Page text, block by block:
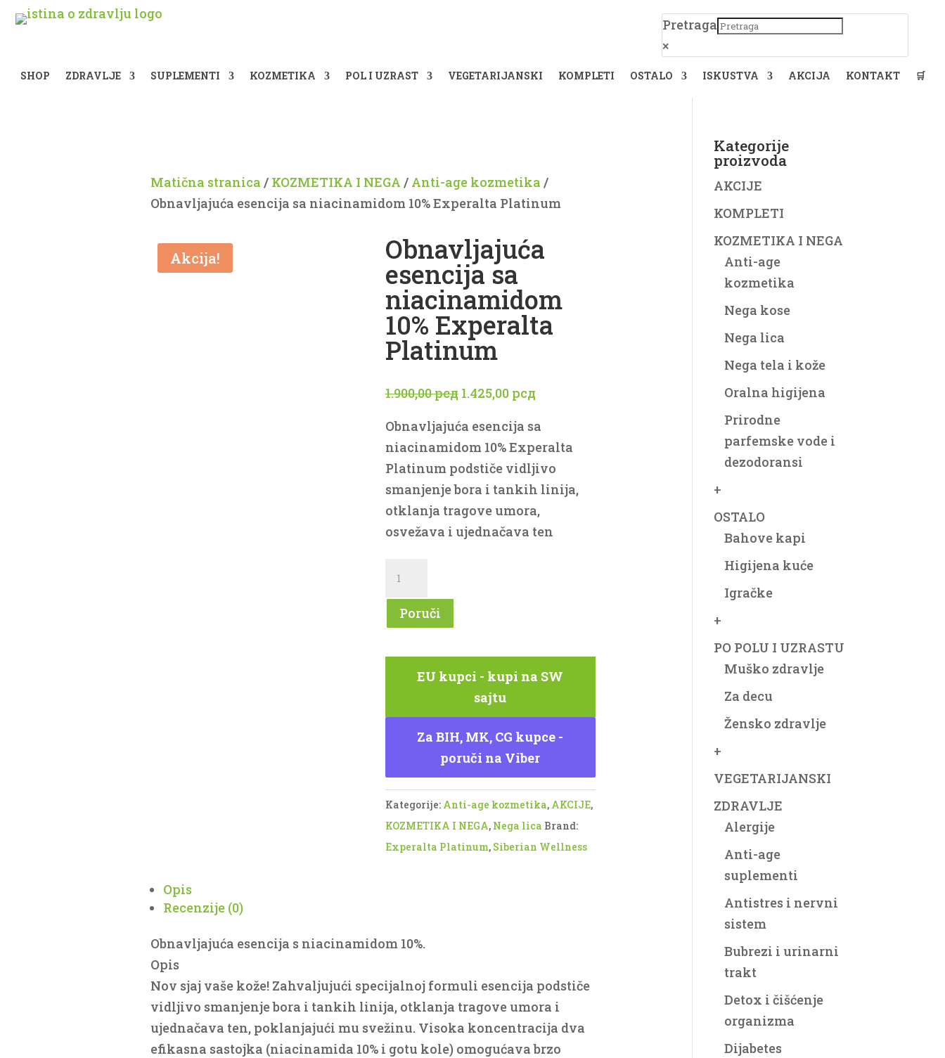
Pretraga
×
SHOP ZDRAVLJE SUPLEMENTI KOZMETIKA POL I UZRAST VEGETARIJANSKI KOMPLETI OSTALO ISKUSTVA AKCIJA KONTAKT 🛒
Matična stranica / KOZMETIKA I NEGA / Anti-age kozmetika /
Obnavljajuća esencija sa niacinamidom 10% Experalta Platinum
Akcija! Obnavljajuća
esencija sa
niacinamidom
10% Experalta
Platinum
1.900,00рсд Originalna
je
bila:
1.900,00 рсд.
1.425,00 рсдTrenutna
je:
1.425,00 рсд.
Obnavljajuća esencija sa
niacinamidom 10% Experalta
Platinum podstiče vidljivo
smanjenje bora i tankih linija,
otklanja tragove umora,
osvežava i ujednačava ten
niacinamidom
10%
Experalta
količina
Poruči
EU kupci - kupi na SW
sajtu
Za BIH, MK, CG kupce -
poruči na Viber
Kategorije: Anti-age kozmetika, AKCIJE,
KOZMETIKA I NEGA, Nega lica Brand:
Experalta Platinum, Siberian Wellness
Opis
Recenzije (0)
Obnavljajuća esencija s niacinamidom 10%.
Opis
Nov sjaj vaše kože! Zahvaljujući specijalnoj formuli esencija podstiče
vidljivo smanjenje bora i tankih linija, otklanja tragove umora i
ujednačava ten, poklanjajući mu svežinu. Visoka koncentracija dva
efikasna sastojka (niacinamida 10% i gotu kole) omogućava brzo
Kategorije
proizvoda
AKCIJE
KOMPLETI
KOZMETIKA I NEGA
Anti-age
kozmetika
Nega kose
Nega lica
Nega tela i kože
Oralna higijena
Prirodne
parfemske vode i
dezodoransi
+
OSTALO
Bahove kapi
Higijena kuće
Igračke
+
PO POLU I UZRASTU
Muško zdravlje
Za decu
Žensko zdravlje
+
VEGETARIJANSKI
ZDRAVLJE
Alergije
Anti-age
suplementi
Antistres i nervni
sistem
Bubrezi i urinarni
trakt
Detox i čišćenje
organizma
Dijabetes